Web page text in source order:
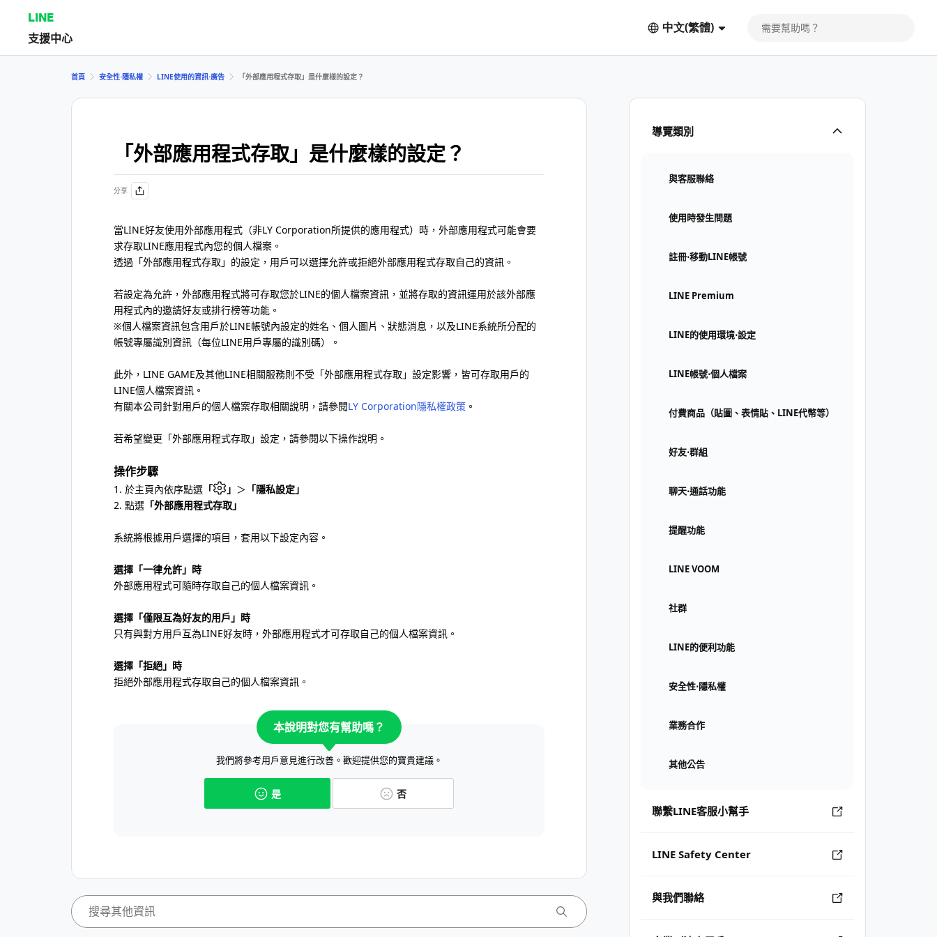
LINE
支援中心
中文(繁體)
導覽類別
與客服聯絡
使用時發生問題
註冊⋅移動LINE帳號
LINE Premium
LINE的使用環境⋅設定
LINE帳號⋅個人檔案
付費商品（貼圖、表情貼、LINE代幣等）
好友⋅群組
聊天⋅通話功能
提醒功能
LINE VOOM
社群
LINE的便利功能
安全性⋅隱私權
業務合作
其他公告
聯繫LINE客服小幫手
LINE Safety Center
與我們聯絡
首頁 安全性⋅隱私權 LINE使用的資訊⋅廣告 「外部應用程式存取」是什麼樣的設定？
「外部應用程式存取」是什麼樣的設定？
分享
當LINE好友使用外部應用程式（非LY Corporation所提供的應用程式）時，外部應用程式可能會要
求存取LINE應用程式內您的個人檔案。
透過「外部應用程式存取」的設定，用戶可以選擇允許或拒絕外部應用程式存取自己的資訊。
若設定為允許，外部應用程式將可存取您於LINE的個人檔案資訊，並將存取的資訊運用於該外部應
用程式內的邀請好友或排行榜等功能。
※個人檔案資訊包含用戶於LINE帳號內設定的姓名、個人圖片、狀態消息，以及LINE系統所分配的
帳號專屬識別資訊（每位LINE用戶專屬的識別碼）。
此外，LINE GAME及其他LINE相關服務則不受「外部應用程式存取」設定影響，皆可存取用戶的
LINE個人檔案資訊。
有關本公司針對用戶的個人檔案存取相關說明，請參閱LY Corporation隱私權政策 。
若希望變更「外部應用程式存取」設定，請參閱以下操作說明。
操作步驟
1. 於主頁內依序點選 「 」 ＞ 「隱私設定」
2. 點選 「外部應用程式存取」
系統將根據用戶選擇的項目，套用以下設定內容。
選擇「一律允許」時
外部應用程式可隨時存取自己的個人檔案資訊。
選擇「僅限互為好友的用戶」時
只有與對方用戶互為LINE好友時，外部應用程式才可存取自己的個人檔案資訊。
選擇「拒絕」時
拒絕外部應用程式存取自己的個人檔案資訊。
本說明對您有幫助嗎？
我們將參考用戶意見進行改善。歡迎提供您的寶貴建議。
是 否